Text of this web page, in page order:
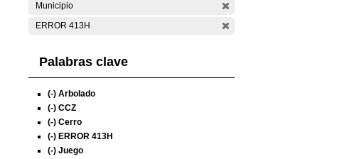
Municipio
ERROR 413H
Palabras clave
(-) Arbolado
(-) CCZ
(-) Cerro
(-) ERROR 413H
(-) Juego